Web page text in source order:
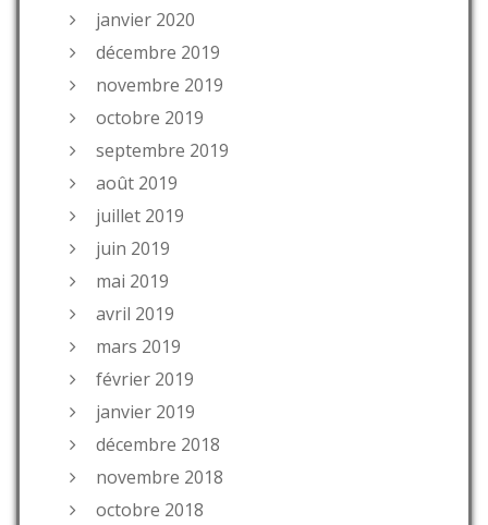
janvier 2020
décembre 2019
novembre 2019
octobre 2019
septembre 2019
août 2019
juillet 2019
juin 2019
mai 2019
avril 2019
mars 2019
février 2019
janvier 2019
décembre 2018
novembre 2018
octobre 2018